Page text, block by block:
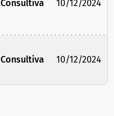
Consultiva 10/12/2024
Consultiva 10/12/2024